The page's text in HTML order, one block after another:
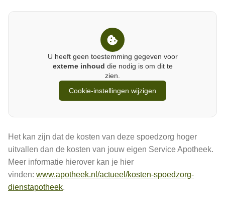
U heeft geen toestemming gegeven voor
externe inhoud die nodig is om dit te
zien.
Cookie-instellingen wijzigen
Het kan zijn dat de kosten van deze spoedzorg hoger
uitvallen dan de kosten van jouw eigen Service Apotheek.
Meer informatie hierover kan je hier
vinden: www.apotheek.nl/actueel/kosten-spoedzorg-
dienstapotheek.